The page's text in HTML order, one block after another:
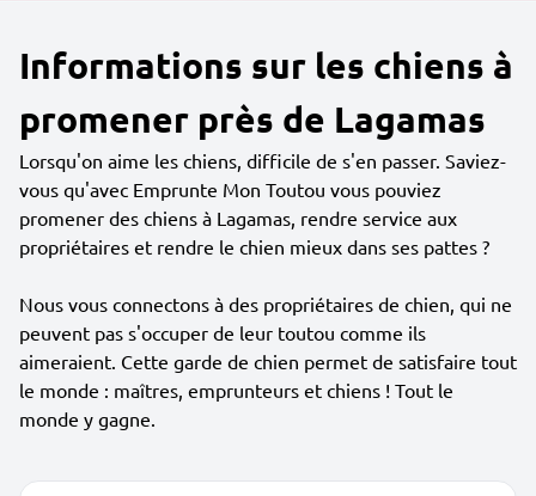
Informations sur les chiens à
promener près de Lagamas
Lorsqu'on aime les chiens, difficile de s'en passer. Saviez-
vous qu'avec Emprunte Mon Toutou vous pouviez
promener des chiens à Lagamas, rendre service aux
propriétaires et rendre le chien mieux dans ses pattes ?
Nous vous connectons à des propriétaires de chien, qui ne
peuvent pas s'occuper de leur toutou comme ils
aimeraient. Cette garde de chien permet de satisfaire tout
le monde : maîtres, emprunteurs et chiens ! Tout le
monde y gagne.